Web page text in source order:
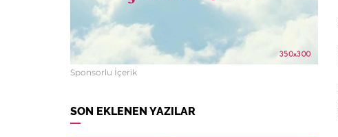
Sponsorlu İçerik
SON EKLENEN YAZILAR